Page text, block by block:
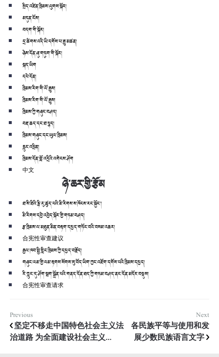
སྲིད་འཛིན་ཁྲིམས་ལུགས་སྐོར།
མདུན་ངོས།
བདག་གི་སྐོར།
དྲ་ཚིགས་འདི་ཡི་དགོས་པ་རྒྱུ་མཚན།
ཉེས་དོན་ཞུ་གཏུག་གི་སྐོར།
སྐད་ཡིག
དཔེ་དོན།
ཁྲིམས་རིག་གི་ལོ་རྒྱུས།
ཁྲིམས་རིག་གི་ལོ་རྒྱུས།
ཁྲིམས་ཀྱི་གཞུང་བཤད།
བརྡ་ཆད་དང་ཐ་སྙད།
ཁྲིམས་གཞུང་དང་ཡུལ་ཁྲིམས།
རླུང་འཕྲིན།
ཁྲིམས་དོན་བློ་འདྲིའི་འགེངས་ཤོག
中文
ཉེ་ཆར་གྱི་རྩོམ
ཐ་སི་ཐིའི་རྙི་རུ་ཚུད་པའི་མི་རིགས་ས་ཁོངས་རང་སྐྱོང་།
མི་རིགས་དབྱེ་འབྱེད་སྐོར་གྱི་གཏམ་བཤད།
རྩ་ཁྲིམས་ལ་མཐུན་མིན་བརྟག་དཔྱད་གཏོང་བའི་བསམ་འཆར།
合宪性审查建议
རྒྱལ་ཁབ་སྤྱི་གླིང་ཁྲིམས་ཀྱི་དཔྱད་བརྗོད།
གཞུང་ལམ་གྱི་ལམ་རྟགས་སོགས་སུ་བོད་ཡིག་ཀྱང་འཇོག་དགོས་པའི་ཁྲིམས་དཔྱད།
རི་ཀླུང་དུ་ཤོག་སྦག་སྒྲོན་པའི་གནད་དོན་ཐད་ཀྱི་གཏམ་བཤད་ནང་དོན་མདོར་བསྡུས།
合宪性审查请求
Previous
坚定不移走中国特色社会主义法
治道路 为全面建设社会主义...
Next
各民族平等与使用和发
展少数民族语言文字